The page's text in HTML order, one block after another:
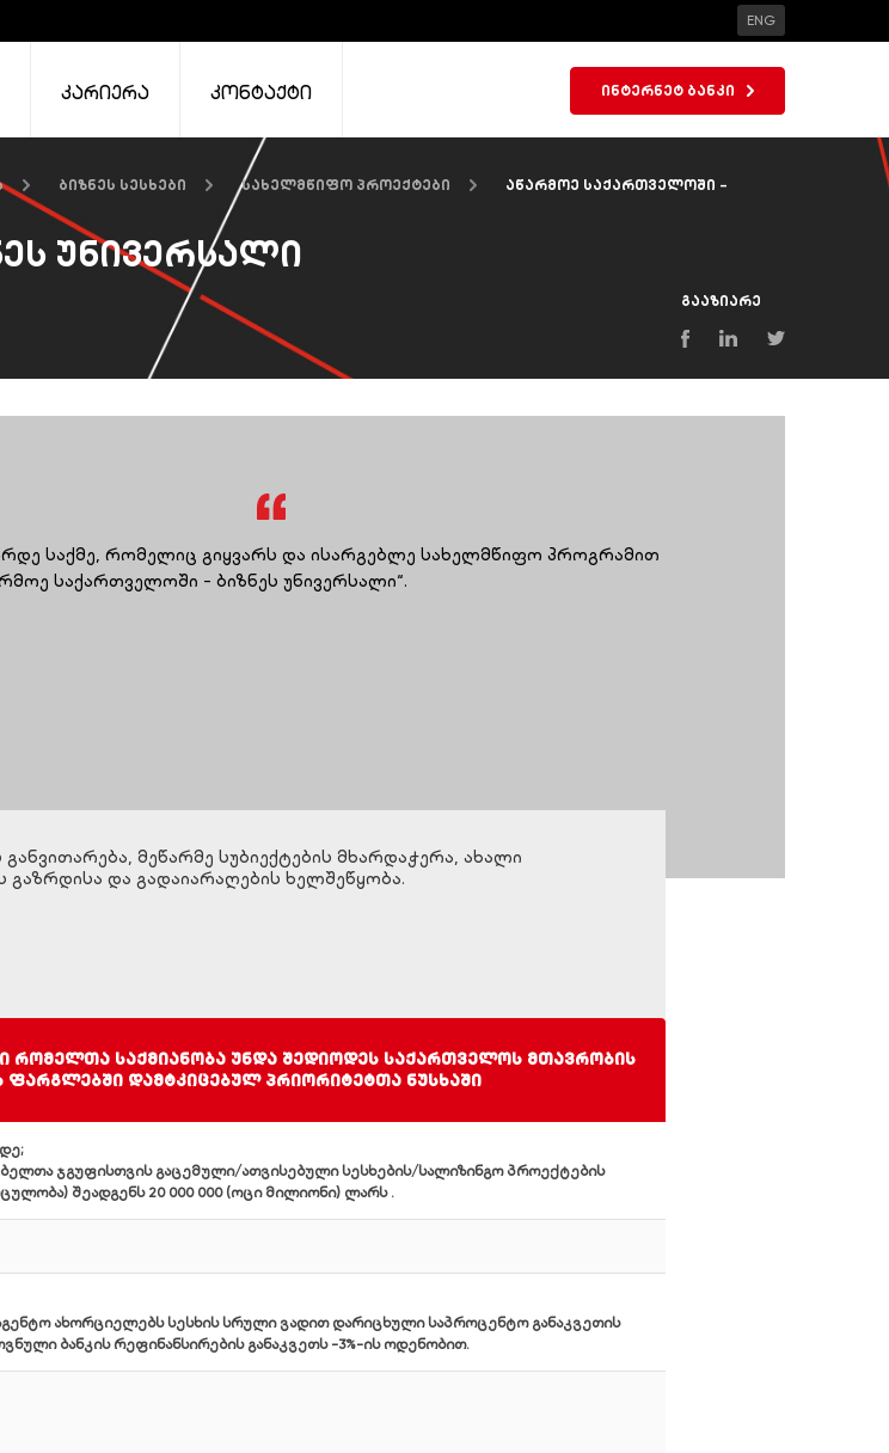
ENG
კარიერა კონტაქტი ინტერნეტ ბანკი
ბიზნეს სესხები სახელმწიფო პროექტები
აწარმოე საქართველოში -
უნივერსალი
გააზიარე
საქმე, რომელიც გიყვარს და ისარგებლე სახელმწიფო პროგრამით
საქართველოში - ბიზნეს უნივერსალი“.
მეწარმე სუბიექტების მხარდაჭერა, ახალი
გაზრდისა და გადაიარაღების ხელშეწყობა.
რომელთა საქმიანობა უნდა შედიოდეს საქართველოს მთავრობის
ფარგლებში დამტკიცებულ პრიორიტეტთა ნუსხაში
ჯგუფისთვის გაცემული/ათვისებული სესხების/სალიზინგო პროექტების
შეადგენს 20 000 000 (ოცი მილიონი) ლარს .
ახორციელებს სესხის სრული ვადით დარიცხული საპროცენტო განაკვეთის
ბანკის რეფინანსირების განაკვეთს -3%-ის ოდენობით.